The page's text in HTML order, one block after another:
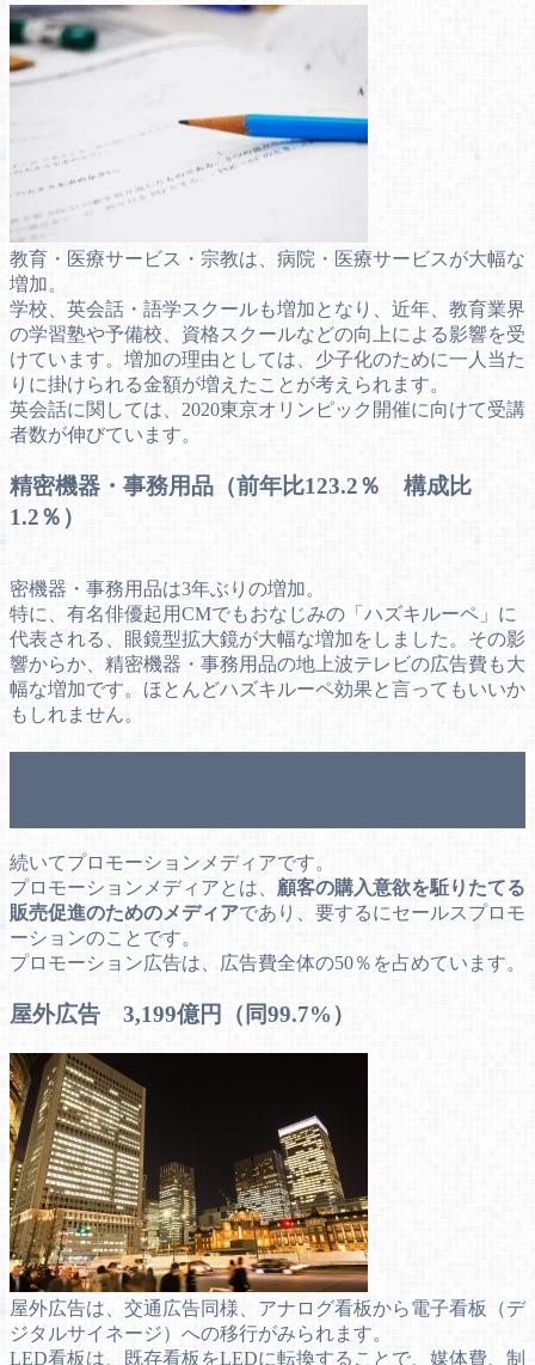
教育・医療サービス・宗教は、病院・医療サービスが大幅な
増加。
学校、英会話・語学スクールも増加となり、近年、教育業界
の学習塾や予備校、資格スクールなどの向上による影響を受
けています。増加の理由としては、少子化のために一人当た
りに掛けられる金額が増えたことが考えられます。
英会話に関しては、2020東京オリンピック開催に向けて受講
者数が伸びています。
精密機器・事務用品（前年比123.2％ 構成比
1.2％）
密機器・事務用品は3年ぶりの増加。
特に、有名俳優起用CMでもおなじみの「ハズキルーペ」に
代表される、眼鏡型拡大鏡が大幅な増加をしました。その影
響からか、精密機器・事務用品の地上波テレビの広告費も大
幅な増加です。ほとんどハズキルーペ効果と言ってもいいか
もしれません。
続いてプロモーションメディアです。
プロモーションメディアとは、 顧客の購入意欲を駈りたてる
販売促進のためのメディアであり、要するにセールスプロモ
ーションのことです。
プロモーション広告は、広告費全体の50％を占めています。
屋外広告 3,199億円（同99.7%）
屋外広告は、交通広告同様、アナログ看板から電子看板（デ
ジタルサイネージ）への移行がみられます。
LED看板は、既存看板をLEDに転換することで、媒体費、制